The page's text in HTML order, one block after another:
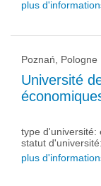
plus
Poznań, Pologne
Université
type d'université:
statut d'université:
plus